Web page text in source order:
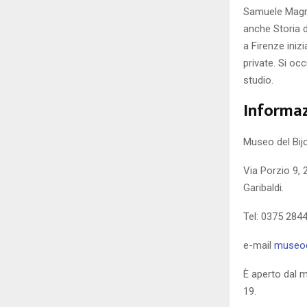
Samuele
anche Storia
a Firenze
private. Si
studio.
Museo del
Via Porzio 9,
Garibaldi.
Tel: 0375
e-mail
È aperto dal
19.